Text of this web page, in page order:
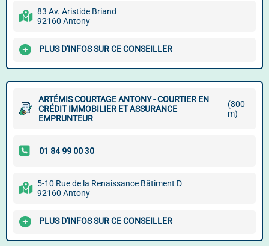
83 Av. Aristide Briand
92160 Antony
PLUS D'INFOS SUR CE CONSEILLER
ARTÉMIS COURTAGE ANTONY - COURTIER EN
CRÉDIT IMMOBILIER ET ASSURANCE
EMPRUNTEUR
(800
m)
5-10 Rue de la Renaissance Bâtiment D
92160 Antony
PLUS D'INFOS SUR CE CONSEILLER